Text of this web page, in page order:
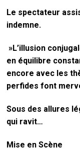
Le spectateur
indemne.
»L’illusion
en équilibre
encore avec les
perfides font
Sous des allures
qui ravit…
Mise en